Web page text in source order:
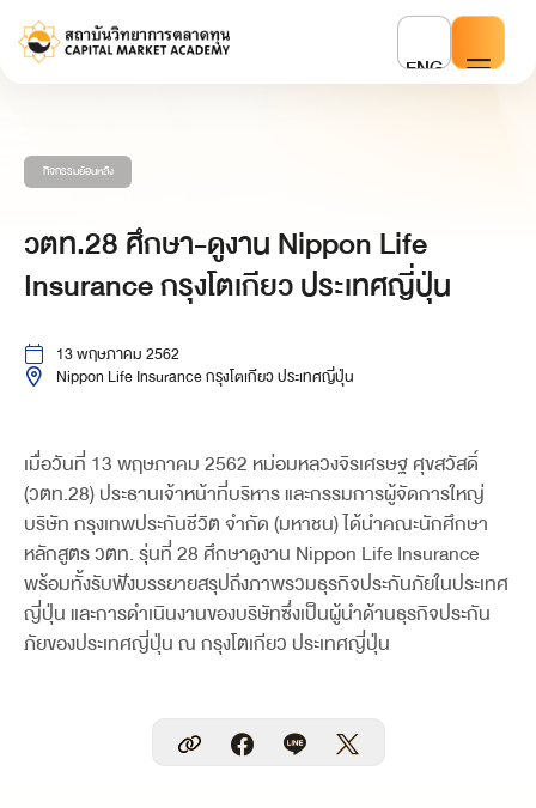
ENG
กิจกรรมย้อนหลัง
วตท.28 ศึกษา-ดูงาน Nippon Life
Insurance กรุงโตเกียว ประเทศญี่ปุ่น
13 พฤษภาคม 2562
Nippon Life Insurance กรุงโตเกียว ประเทศญี่ปุ่น
เมื่อวันที่ 13 พฤษภาคม 2562 หม่อมหลวงจิรเศรษฐ ศุขสวัสดิ์
(วตท.28) ประธานเจ้าหน้าที่บริหาร และกรรมการผู้จัดการใหญ่
บริษัท กรุงเทพประกันชีวิต จำกัด (มหาชน) ได้นำคณะนักศึกษา
หลักสูตร วตท. รุ่นที่ 28 ศึกษาดูงาน Nippon Life Insurance
พร้อมทั้งรับฟังบรรยายสรุปถึงภาพรวมธุรกิจประกันภัยในประเทศ
ญี่ปุ่น และการดำเนินงานของบริษัทซึ่งเป็นผู้นำด้านธุรกิจประกัน
ภัยของประเทศญี่ปุ่น ณ กรุงโตเกียว ประเทศญี่ปุ่น